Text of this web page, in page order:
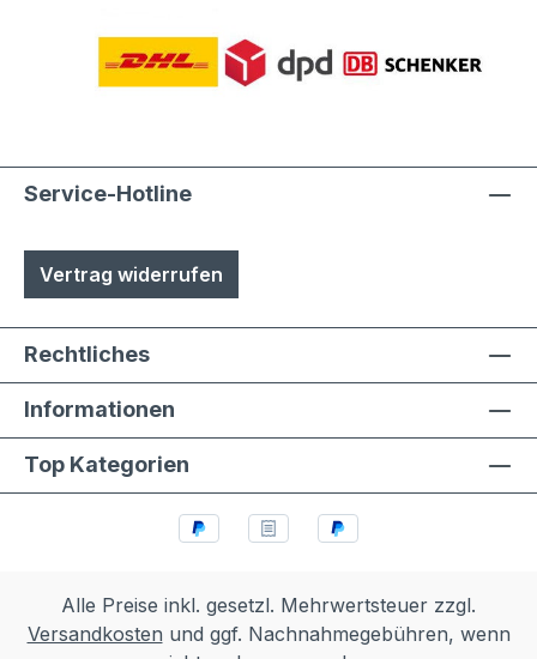
Service-Hotline
Vertrag widerrufen
Rechtliches
Informationen
Top Kategorien
Alle Preise inkl. gesetzl. Mehrwertsteuer zzgl.
Versandkosten und ggf. Nachnahmegebühren, wenn